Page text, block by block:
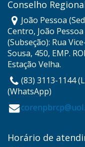
Conselho
João Pessoa
Centro, João
(Subseção): Rua
Sousa, 450, EMP.
Estação Velha.
(83) 3113-1144
(WhatsApp)
Horário de